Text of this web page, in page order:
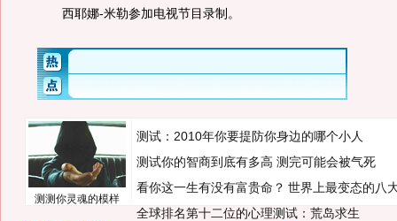
西耶娜-米勒参加电视节目录制。
测测你灵魂的模样
测试：2010年你要提防你身边的哪个小人
测试你的智商到底有多高 测完可能会被气死
看你这一生有没有富贵命？ 世界上最变态的八
全球排名第十二位的心理测试：荒岛求生